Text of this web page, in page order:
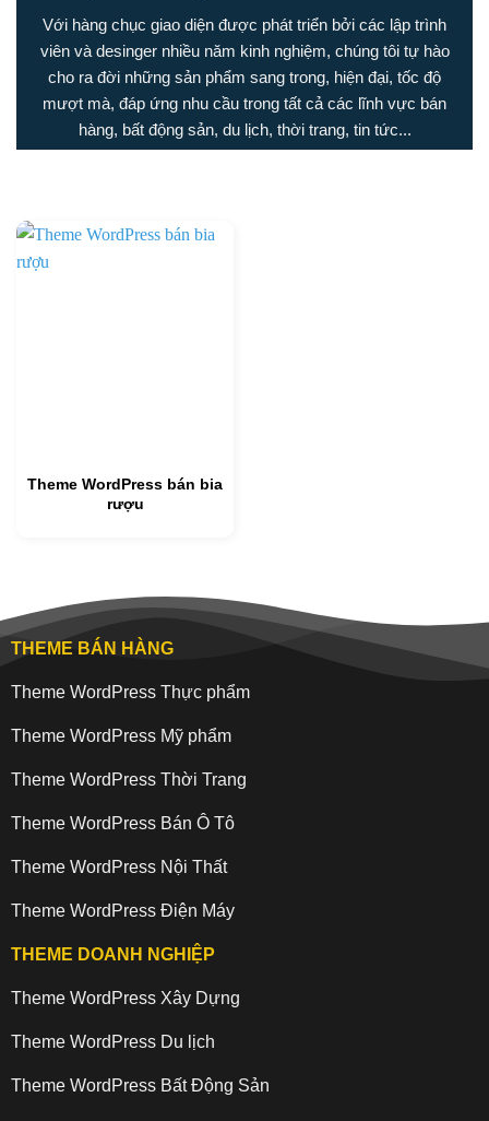
Với hàng chục giao diện được phát triển bởi các lập trình
viên và desinger nhiều năm kinh nghiệm, chúng tôi tự hào
cho ra đời những sản phẩm sang trong, hiện đại, tốc độ
mượt mà, đáp ứng nhu cầu trong tất cả các lĩnh vực bán
hàng, bất động sản, du lịch, thời trang, tin tức...
Theme WordPress bán bia
rượu
THEME BÁN HÀNG
Theme WordPress Thực phẩm
Theme WordPress Mỹ phẩm
Theme WordPress Thời Trang
Theme WordPress Bán Ô Tô
Theme WordPress Nội Thất
Theme WordPress Điện Máy
THEME DOANH NGHIỆP
Theme WordPress Xây Dựng
Theme WordPress Du lịch
Theme WordPress Bất Động Sản